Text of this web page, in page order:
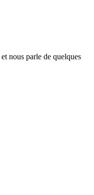
et nous parle de quelques